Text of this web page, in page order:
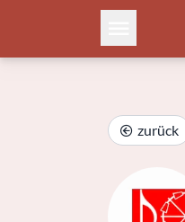
zurück